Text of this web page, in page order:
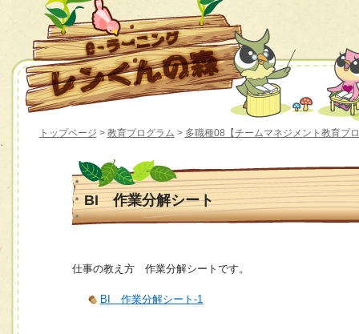
トップページ > 教育プログラム > 多職種08【チームマネジメント教育プ
BI 作業分解シート
仕事の教え方 作業分解シートです。
BI 作業分解シート-1